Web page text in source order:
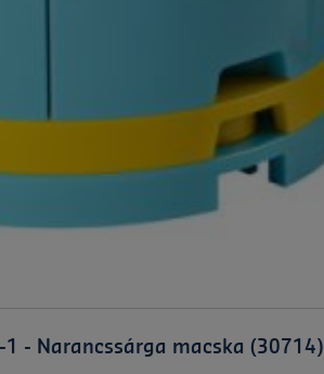
1 - Narancssárga macska (30714)